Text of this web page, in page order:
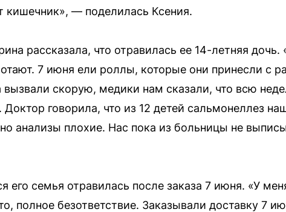
кишечник», — поделилась Ксения.
рассказала, что отравилась ее 14-летняя
7 июня ели роллы, которые они принесли с
вызвали скорую, медики нам сказали, что всю
говорила, что из 12 детей сальмонеллез
но анализы плохие. Нас пока из больницы не
его семья отравилась после заказа 7 июня. «У
полное безответствие. Заказывали доставку 7